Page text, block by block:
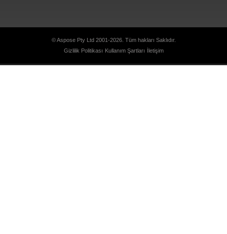
© Aspose Pty Ltd 2001-2026. Tüm hakları Saklıdır.
Gizlilik Politikası Kullanım Şartları İletişim